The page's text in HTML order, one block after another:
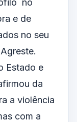
no
e de
no seu
Estado e
da
a violência
com a